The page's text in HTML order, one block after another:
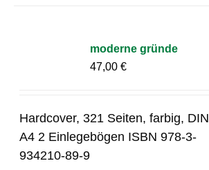
moderne gründe
47,00€
Hardcover, 321 Seiten, farbig, DIN
A4 2 Einlegebögen ISBN 978-3-
934210-89-9